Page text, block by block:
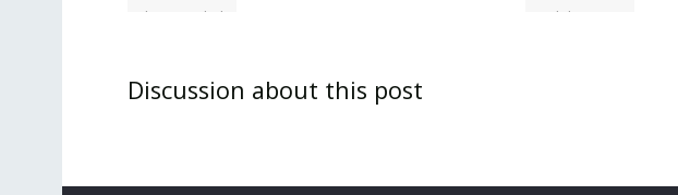
Discussion about this post